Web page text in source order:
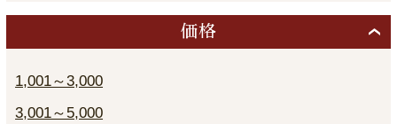
価格
1,001～3,000
3,001～5,000